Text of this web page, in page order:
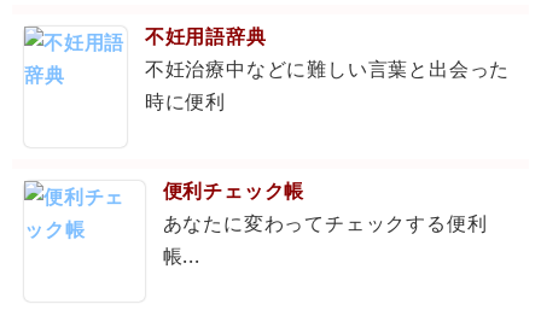
不妊用語辞典
不妊治療中などに難しい言葉と出会った
時に便利
便利チェック帳
あなたに変わってチェックする便利
帳...